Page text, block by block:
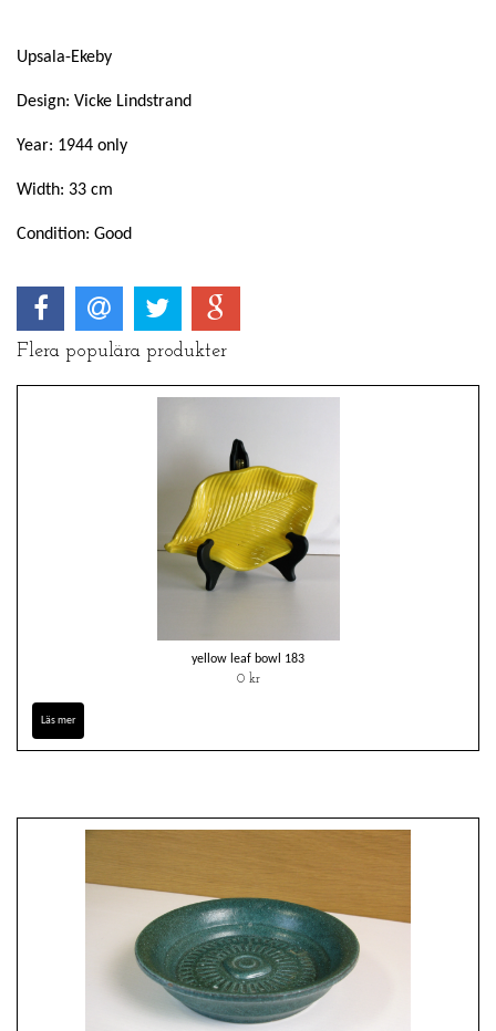
Upsala-Ekeby
Design: Vicke Lindstrand
Year: 1944 only
Width: 33 cm
Condition: Good
Flera populära produkter
yellow leaf bowl 183
0 kr
Läs mer